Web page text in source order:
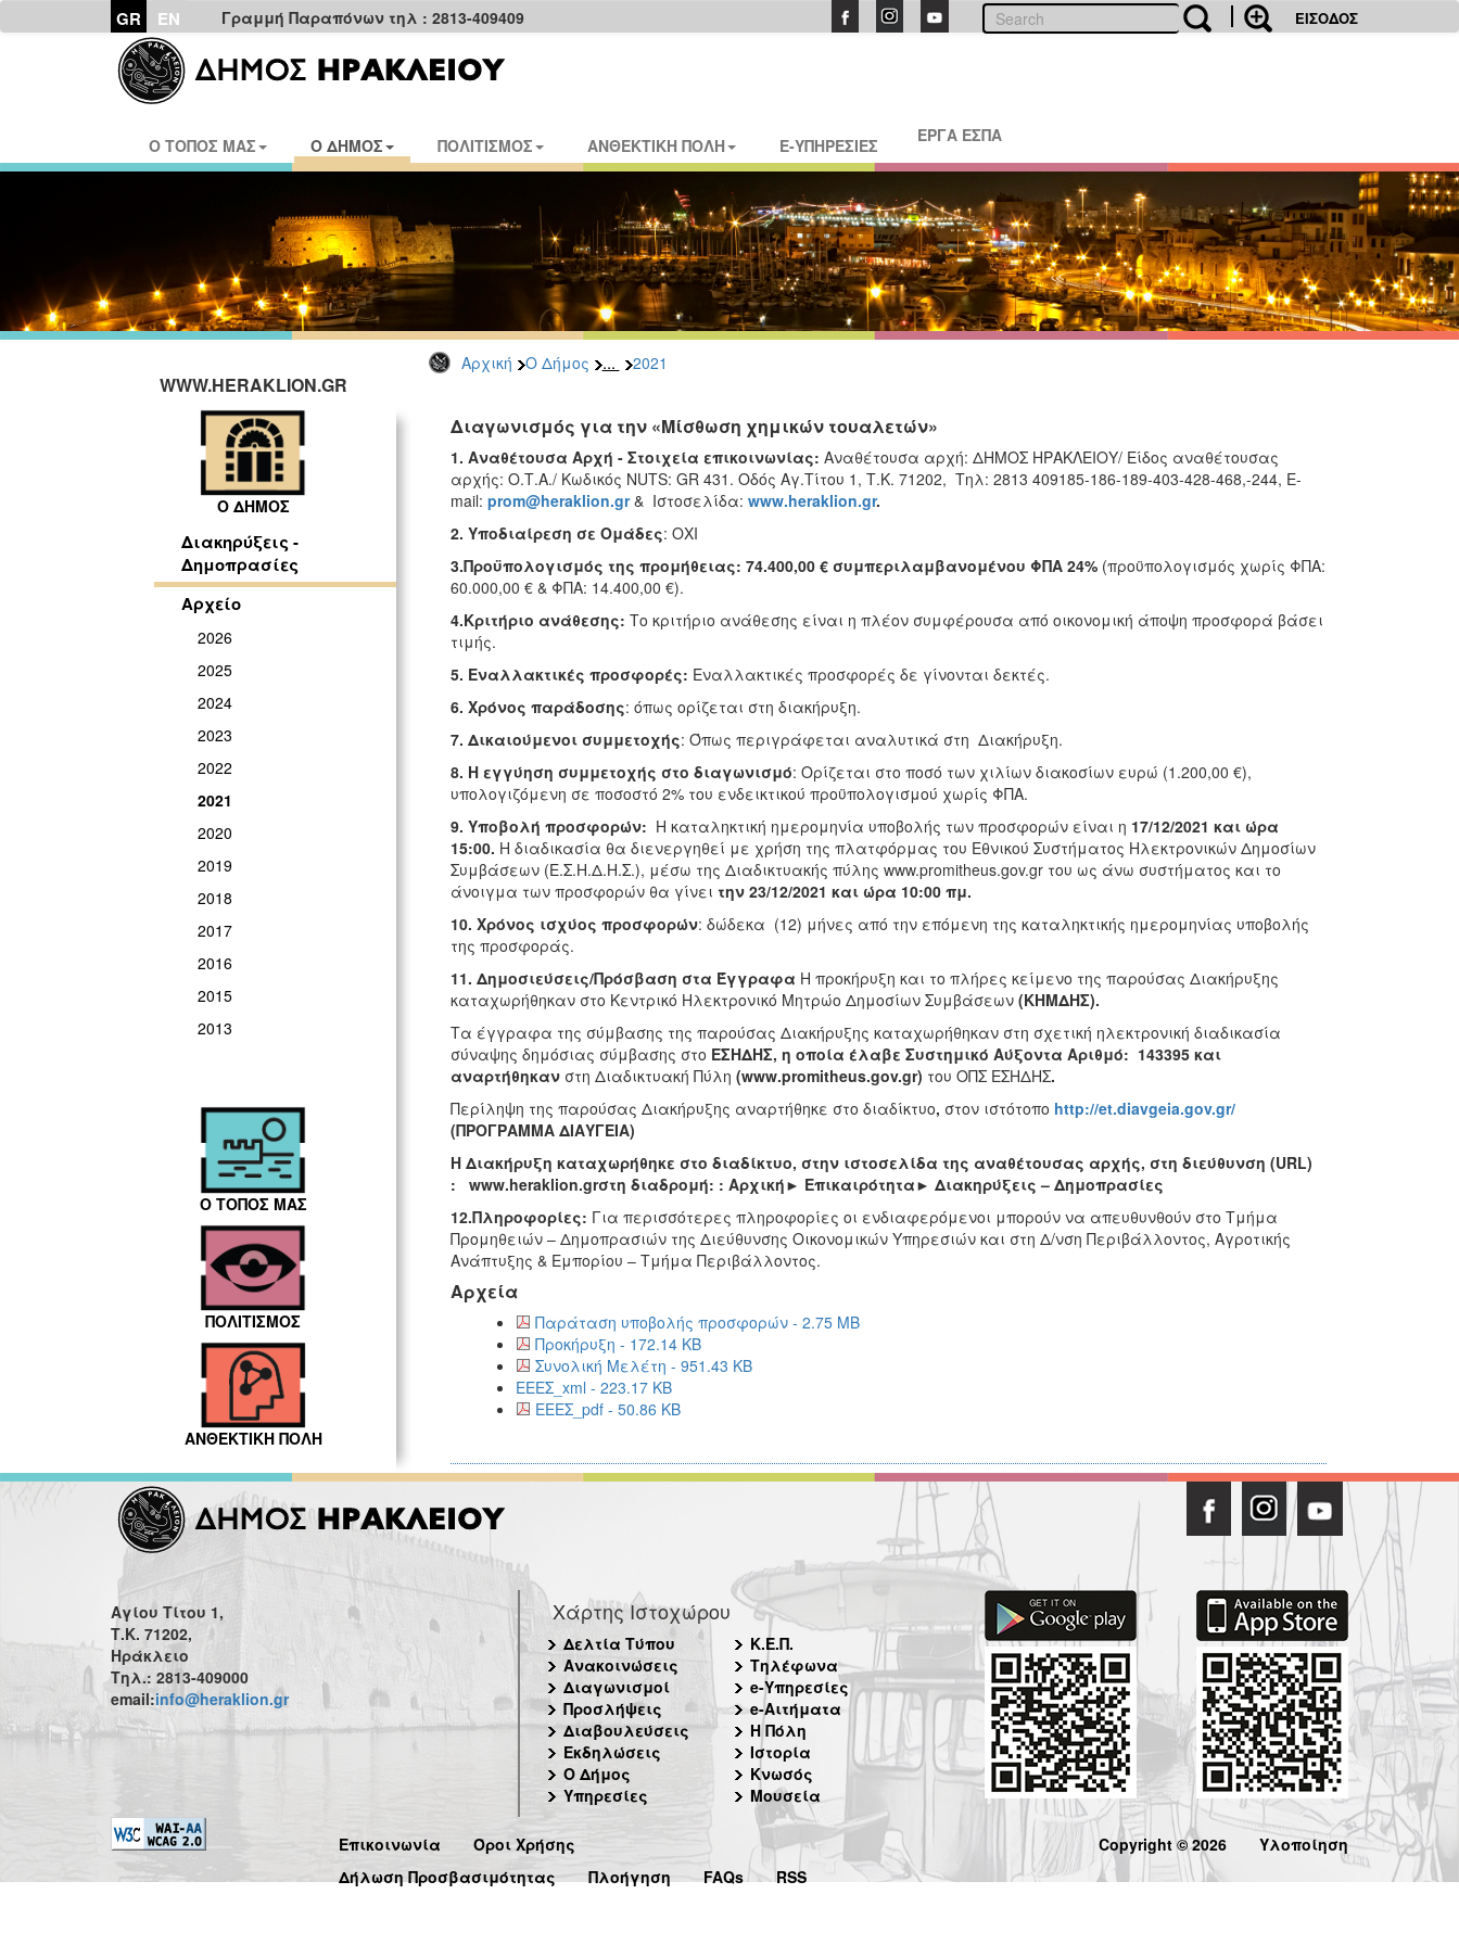
GR EN Γραμμή Παραπόνων τηλ : 2813-409409 ΕΙΣΟΔΟΣ
Ο ΤΟΠΟΣ ΜΑΣ Ο ΔΗΜΟΣ ΠΟΛΙΤΙΣΜΟΣ ΑΝΘΕΚΤΙΚΗ ΠΟΛΗ E-ΥΠΗΡΕΣΙΕΣ ΕΡΓΑ ΕΣΠΑ
Αρχική Ο Δήμος ... 2021
WWW.HERAKLION.GR
Ο ΔΗΜΟΣ
Διακηρύξεις -
Δημοπρασίες
Αρχείο
2026
2025
2024
2023
2022
2021
2020
2019
2018
2017
2016
2015
2013
Ο ΤΟΠΟΣ ΜΑΣ
ΠΟΛΙΤΙΣΜΟΣ
ΑΝΘΕΚΤΙΚΗ ΠΟΛΗ
Διαγωνισμός για την «Μίσθωση χημικών τουαλετών»
1. Αναθέτουσα Αρχή - Στοιχεία επικοινωνίας: Αναθέτουσα αρχή: ΔΗΜΟΣ ΗΡΑΚΛΕΙΟΥ/ Είδος αναθέτουσας
αρχής: Ο.Τ.Α./ Κωδικός NUTS: GR 431. Οδός Αγ.Τίτου 1, Τ.Κ. 71202, Τηλ: 2813 409185-186-189-403-428-468,-244, E-
mail: prom@heraklion.gr& Ιστοσελίδα: www.heraklion.gr.
2. Υποδιαίρεση σε Ομάδες: ΟΧΙ
3.Προϋπολογισμός της προμήθειας: 74.400,00 € συμπεριλαμβανομένου ΦΠΑ 24%(προϋπολογισμός χωρίς ΦΠΑ:
60.000,00 € & ΦΠΑ: 14.400,00 €).
4.Κριτήριο ανάθεσης: Το κριτήριο ανάθεσης είναι η πλέον συμφέρουσα από οικονομική άποψη προσφορά βάσει
τιμής.
5. Εναλλακτικές προσφορές: Εναλλακτικές προσφορές δε γίνονται δεκτές.
6. Χρόνος παράδοσης: όπως ορίζεται στη διακήρυξη.
7. Δικαιούμενοι συμμετοχής: Όπως περιγράφεται αναλυτικά στη Διακήρυξη.
8. Η εγγύηση συμμετοχής στο διαγωνισμό: Ορίζεται στο ποσό των χιλίων διακοσίων ευρώ (1.200,00 €),
υπολογιζόμενη σε ποσοστό 2% του ενδεικτικού προϋπολογισμού χωρίς ΦΠΑ.
9. Υποβολή προσφορών: Η καταληκτική ημερομηνία υποβολής των προσφορών είναι η 17/12/2021 και ώρα
15:00. Η διαδικασία θα διενεργηθεί με χρήση της πλατφόρμας του Εθνικού Συστήματος Ηλεκτρονικών Δημοσίων
Συμβάσεων (Ε.Σ.Η.Δ.Η.Σ.), μέσω της Διαδικτυακής πύλης www.promitheus.gov.gr του ως άνω συστήματος και το
άνοιγμα των προσφορών θα γίνει την 23/12/2021 και ώρα 10:00 πμ.
10. Χρόνος ισχύος προσφορών: δώδεκα (12) μήνες από την επόμενη της καταληκτικής ημερομηνίας υποβολής
της προσφοράς.
11. Δημοσιεύσεις/Πρόσβαση στα Έγγραφα Η προκήρυξη και το πλήρες κείμενο της παρούσας Διακήρυξης
καταχωρήθηκαν στο Κεντρικό Ηλεκτρονικό Μητρώο Δημοσίων Συμβάσεων(ΚΗΜΔΗΣ).
Τα έγγραφα της σύμβασης της παρούσας Διακήρυξης καταχωρήθηκαν στη σχετική ηλεκτρονική διαδικασία
σύναψης δημόσιας σύμβασης στο ΕΣΗΔΗΣ, η οποία έλαβε Συστημικό Αύξοντα Αριθμό: 143395και
αναρτήθηκαν στη Διαδικτυακή Πύλη (www.promitheus.gov.gr) του ΟΠΣ ΕΣΗΔΗΣ.
Περίληψη της παρούσας Διακήρυξης αναρτήθηκε στο διαδίκτυο, στον ιστότοπο http://et.diavgeia.gov.gr/
(ΠΡΟΓΡΑΜΜΑ ΔΙΑΥΓΕΙΑ)
Η Διακήρυξη καταχωρήθηκε στο διαδίκτυο, στην ιστοσελίδα της αναθέτουσας αρχής, στη διεύθυνση (URL)
: www.heraklion.grστη διαδρομή: : Αρχική► Επικαιρότητα► Διακηρύξεις – Δημοπρασίες
12.Πληροφορίες: Για περισσότερες πληροφορίες οι ενδιαφερόμενοι μπορούν να απευθυνθούν στο Τμήμα
Προμηθειών – Δημοπρασιών της Διεύθυνσης Οικονομικών Υπηρεσιών και στη Δ/νση Περιβάλλοντος, Αγροτικής
Ανάπτυξης & Εμπορίου – Τμήμα Περιβάλλοντος.
Αρχεία
Παράταση υποβολής προσφορών - 2.75 MB
Προκήρυξη - 172.14 KB
Συνολική Μελέτη - 951.43 KB
ΕΕΕΣ_xml - 223.17 KB
ΕΕΕΣ_pdf - 50.86 KB
Αγίου Τίτου 1,
Τ.Κ. 71202,
Ηράκλειο
Τηλ.: 2813-409000
email:info@heraklion.gr
Χάρτης Ιστοχώρου
Δελτία Τύπου
Ανακοινώσεις
Διαγωνισμοί
Προσλήψεις
Διαβουλεύσεις
Εκδηλώσεις
Ο Δήμος
Υπηρεσίες
Κ.Ε.Π.
Τηλέφωνα
e-Υπηρεσίες
e-Αιτήματα
Η Πόλη
Ιστορία
Κνωσός
Μουσεία
Επικοινωνία
Όροι Χρήσης
Δήλωση Προσβασιμότητας
Πλοήγηση FAQs RSS
Copyright © 2026 Υλοποίηση